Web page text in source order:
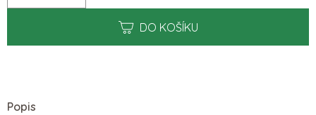
DO KOŠÍKU
Popis